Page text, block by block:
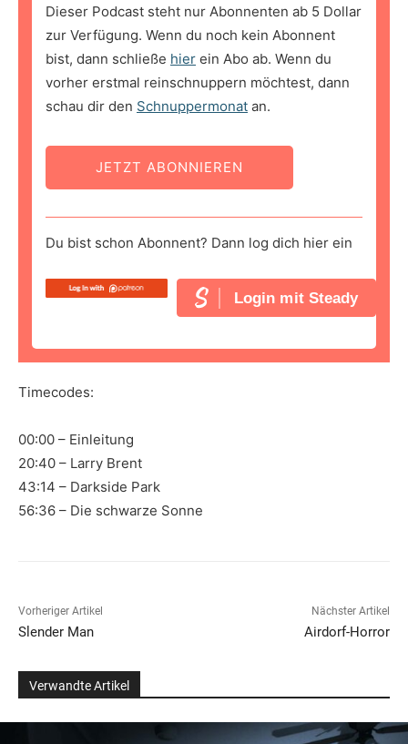
Dieser Podcast steht nur Abonnenten ab 5 Dollar
zur Verfügung. Wenn du noch kein Abonnent
bist, dann schließe hier ein Abo ab. Wenn du
vorher erstmal reinschnuppern möchtest, dann
schau dir den Schnuppermonat an.
JETZT ABONNIEREN
Du bist schon Abonnent? Dann log dich hier ein
Login mit Steady
Timecodes:
00:00 – Einleitung
20:40 – Larry Brent
43:14 – Darkside Park
56:36 – Die schwarze Sonne
Vorheriger Artikel
Slender Man
Nächster Artikel
Airdorf-Horror
Verwandte Artikel